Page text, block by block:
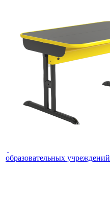
образовательных учреждений